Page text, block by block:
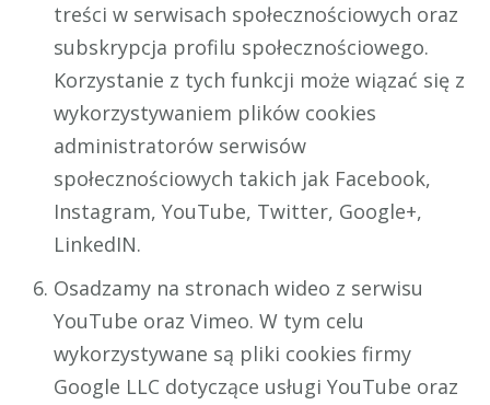
treści w serwisach społecznościowych oraz
subskrypcja profilu społecznościowego.
Korzystanie z tych funkcji może wiązać się z
wykorzystywaniem plików cookies
administratorów serwisów
społecznościowych takich jak Facebook,
Instagram, YouTube, Twitter, Google+,
LinkedIN.
Osadzamy na stronach wideo z serwisu
YouTube oraz Vimeo. W tym celu
wykorzystywane są pliki cookies firmy
Google LLC dotyczące usługi YouTube oraz